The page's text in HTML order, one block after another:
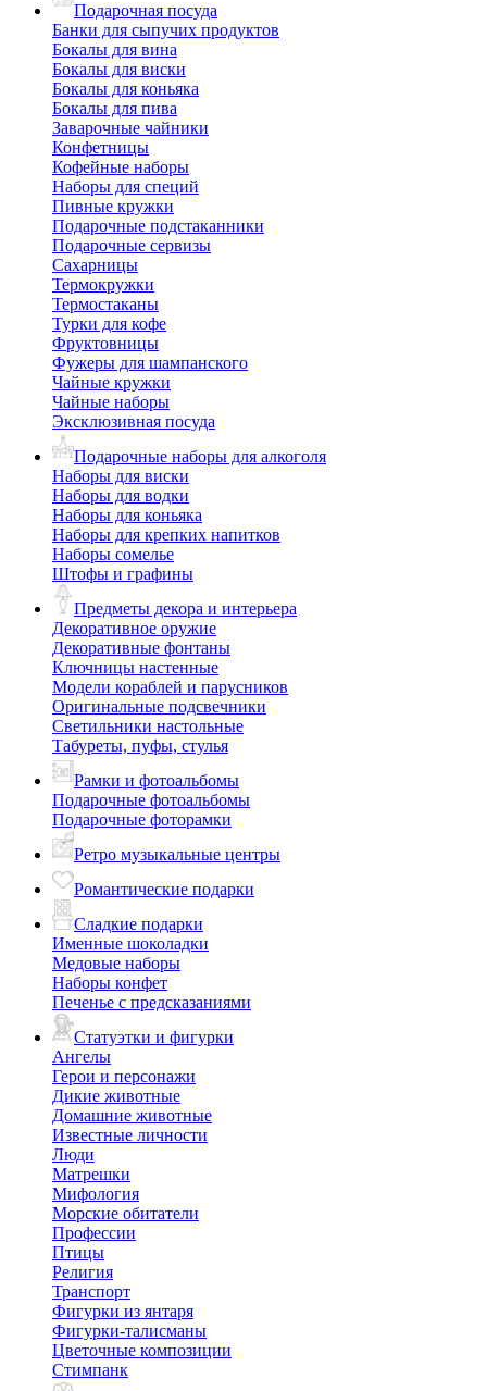
Подарочная посуда
Банки для сыпучих продуктов
Бокалы для вина
Бокалы для виски
Бокалы для коньяка
Бокалы для пива
Заварочные чайники
Конфетницы
Кофейные наборы
Наборы для специй
Пивные кружки
Подарочные подстаканники
Подарочные сервизы
Сахарницы
Термокружки
Термостаканы
Турки для кофе
Фруктовницы
Фужеры для шампанского
Чайные кружки
Чайные наборы
Эксклюзивная посуда
Подарочные наборы для алкоголя
Наборы для виски
Наборы для водки
Наборы для коньяка
Наборы для крепких напитков
Наборы сомелье
Штофы и графины
Предметы декора и интерьера
Декоративное оружие
Декоративные фонтаны
Ключницы настенные
Модели кораблей и парусников
Оригинальные подсвечники
Светильники настольные
Табуреты, пуфы, стулья
Рамки и фотоальбомы
Подарочные фотоальбомы
Подарочные фоторамки
Ретро музыкальные центры
Романтические подарки
Сладкие подарки
Именные шоколадки
Медовые наборы
Наборы конфет
Печенье с предсказаниями
Статуэтки и фигурки
Ангелы
Герои и персонажи
Дикие животные
Домашние животные
Известные личности
Люди
Матрешки
Мифология
Морские обитатели
Профессии
Птицы
Религия
Транспорт
Фигурки из янтаря
Фигурки-талисманы
Цветочные композиции
Стимпанк